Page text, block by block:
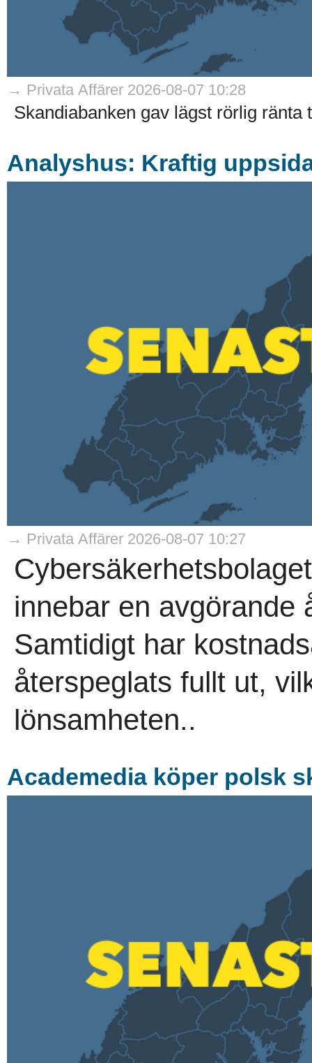
→ Privata Affärer 2026-08-07 10:28
Skandiabanken gav lägst rörlig ränta
Analyshus: Kraftig
→ Privata Affärer 2026-08-07 10:27
innebar en avgörande
Samtidigt har
återspeglats fullt ut,
lönsamheten..
Academedia köper polsk